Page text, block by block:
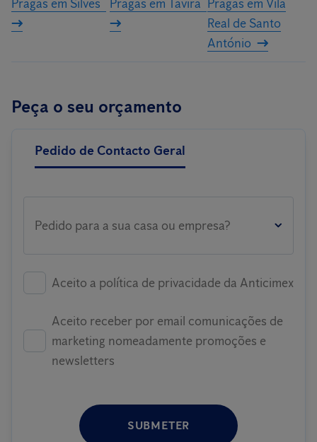
Pragas em Silves
Pragas em Tavira Pragas em Vila
Real de Santo
António
Peça o seu orçamento
Pedido de Contacto Geral
Pedido para a sua casa ou empresa?
Aceito a política de privacidade da Anticimex
Aceito receber por email comunicações de
marketing nomeadamente promoções e
newsletters
SUBMETER